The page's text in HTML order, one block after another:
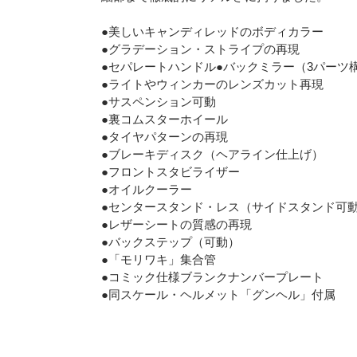
●美しいキャンディレッドのボディカラー
●グラデーション・ストライプの再現
●セパレートハンドル●バックミラー（3パーツ
●ライトやウィンカーのレンズカット再現
●サスペンション可動
●裏コムスターホイール
●タイヤパターンの再現
●ブレーキディスク（ヘアライン仕上げ）
●フロントスタビライザー
●オイルクーラー
●センタースタンド・レス（サイドスタンド可動
●レザーシートの質感の再現
●バックステップ（可動）
●「モリワキ」集合管
●コミック仕様ブランクナンバープレート
●同スケール・ヘルメット「グンヘル」付属